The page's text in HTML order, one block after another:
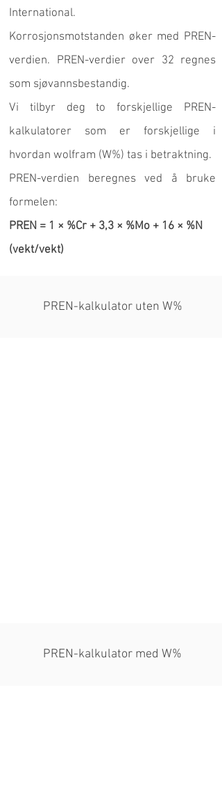
International.
Korrosjonsmotstanden øker med PREN-
verdien. PREN-verdier over 32 regnes
som sjøvannsbestandig.
Vi tilbyr deg to forskjellige PREN-
kalkulatorer som er forskjellige i
hvordan wolfram (W%) tas i betraktning.
PREN-verdien beregnes ved å bruke
formelen:
PREN = 1 × %Cr + 3,3 × %Mo + 16 × %N
(vekt/vekt)
PREN-kalkulator uten W%
PREN-kalkulator med W%